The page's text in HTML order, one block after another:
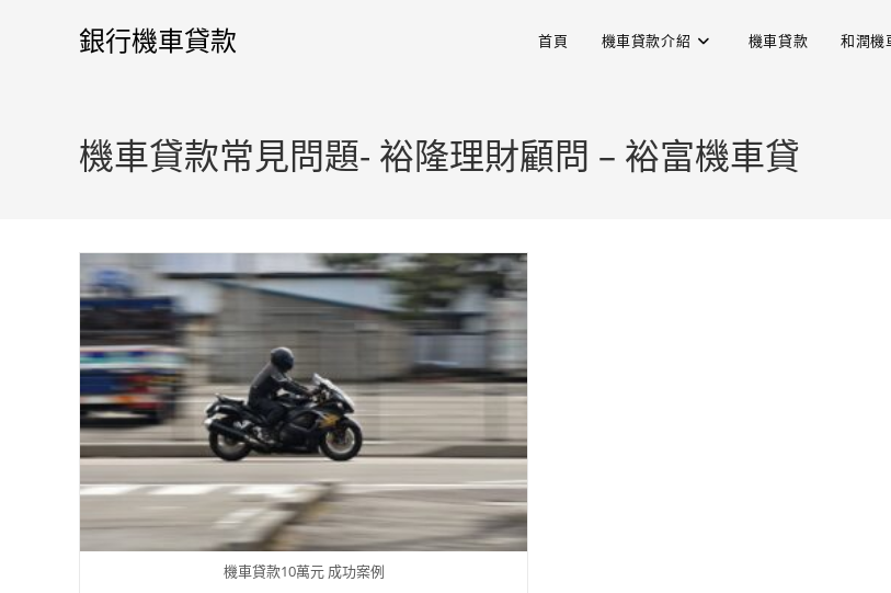
銀行機車貸款 首頁 機車貸款介紹 機車貸款 和潤機
機車貸款常見問題- 裕隆理財顧問 – 裕富機車貸
機車貸款10萬元 成功案例